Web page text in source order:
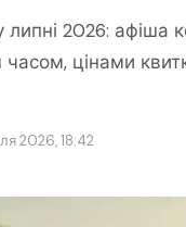
липні 2026: афіша
цінами
2026, 18:42